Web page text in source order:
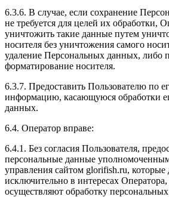
6.3.6. В случае, если сохранение
не требуется для целей их обработки,
уничтожить такие данные путем
носителя без уничтожения самого
удаление Персональных данных, либо
форматирование носителя.
6.3.7. Предоставить Пользователю по
информацию, касающуюся обработки
данных.
6.4. Оператор вправе:
6.4.1. Без согласия Пользователя,
персональные данные
управления сайтом glorifish.ru, которые
исключительно в интересах
осуществляют обработку